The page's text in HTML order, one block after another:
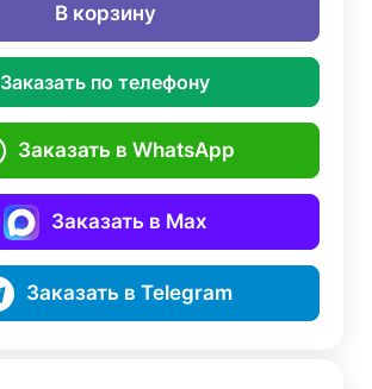
В корзину
Заказать по телефону
Заказать в WhatsApp
Заказать в Max
Заказать в Telegram